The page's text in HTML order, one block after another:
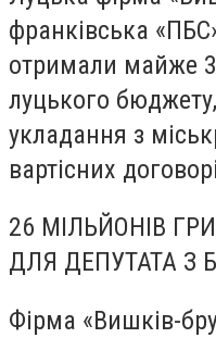
франківська
отримали майже
луцького
укладання з
вартісних
26 МІЛЬЙОНІВ
ДЛЯ ДЕПУТАТА З
Фірма «Вишків-